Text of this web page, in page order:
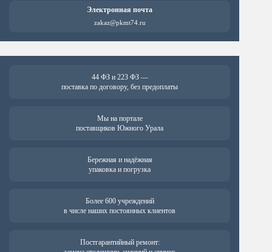
Электронная почта
zakaz@pkmt74.ru
44 ФЗ и 223 ФЗ —
поставка по договору, без предоплаты
Мы на портале
поставщиков Южного Урала
Бережная и надёжная
упаковка и погрузка
Более 600 учреждений
в числе наших постоянных клиентов
Постгарантийный ремонт: